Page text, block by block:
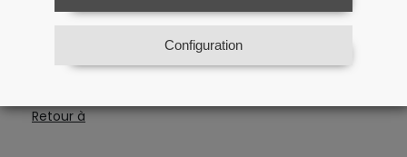
Configuration
Catégorie:Textile
Retour à